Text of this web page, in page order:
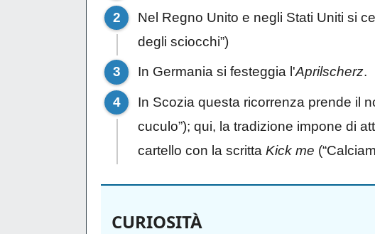
Nel Regno Unito e negli Stati Uniti si
degli sciocchi”)
In Germania si festeggia l'Aprilscherz.
In Scozia questa ricorrenza prende il
cuculo”); qui, la tradizione impone di
cartello con la scrittaKick me
CURIOSITÀ